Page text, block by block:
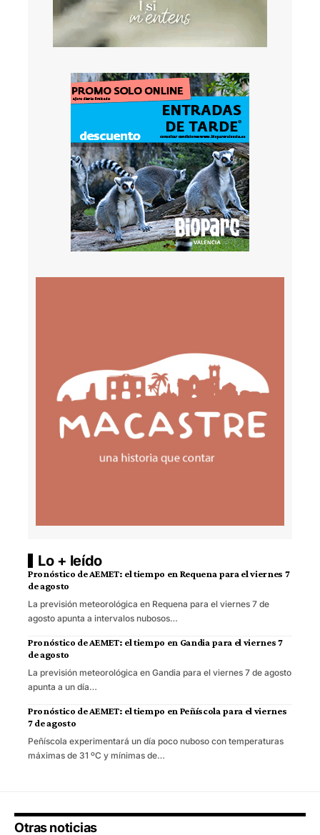
Lo + leído
Pronóstico de AEMET: el tiempo en Requena para el viernes 7
de agosto
La previsión meteorológica en Requena para el viernes 7 de
agosto apunta a intervalos nubosos…
Pronóstico de AEMET: el tiempo en Gandia para el viernes 7
de agosto
La previsión meteorológica en Gandia para el viernes 7 de agosto
apunta a un día…
Pronóstico de AEMET: el tiempo en Peñíscola para el viernes
7 de agosto
Peñíscola experimentará un día poco nuboso con temperaturas
máximas de 31 ºC y mínimas de…
Otras noticias